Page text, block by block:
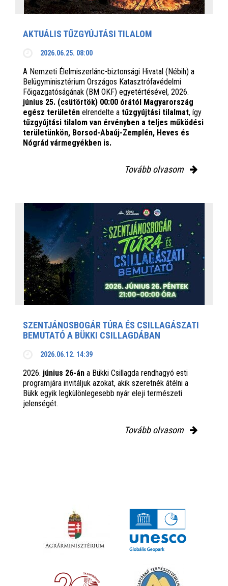
AKTUÁLIS TŰZGYÚJTÁSI TILALOM
2026.06.25. 08:00
A Nemzeti Élelmiszerlánc-biztonsági Hivatal (Nébih) a
Belügyminisztérium Országos Katasztrófavédelmi
Főigazgatóságának (BM OKF) egyetértésével, 2026.
június 25. (csütörtök) 00:00 órától Magyarország
egész területén elrendelte a tűzgyújtási tilalmat, így
tűzgyújtási tilalom van érvényben a teljes működési
területünkön, Borsod-Abaúj-Zemplén, Heves és
Nógrád vármegyékben is.
Tovább olvasom
SZENTJÁNOSBOGÁR TÚRA ÉS CSILLAGÁSZATI
BEMUTATÓ A BÜKKI CSILLAGDÁBAN
2026.06.12. 14:39
2026. június 26-án a Bükki Csillagda rendhagyó esti
programjára invitáljuk azokat, akik szeretnék átélni a
Bükk egyik legkülönlegesebb nyár eleji természeti
jelenségét.
Tovább olvasom